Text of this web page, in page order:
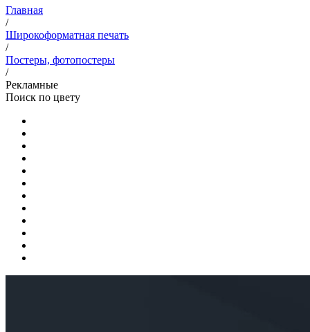
Главная
/
Широкоформатная печать
/
Постеры, фотопостеры
/
Рекламные
Поиск по цвету